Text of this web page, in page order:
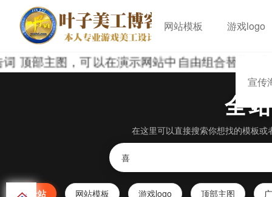
网站模板 游戏logo
宣传
主图，可以在演示网站中自由组合替换，预
全
在这里可以直接搜索你想找的模板
全站 网站模板 游戏logo 顶部主图